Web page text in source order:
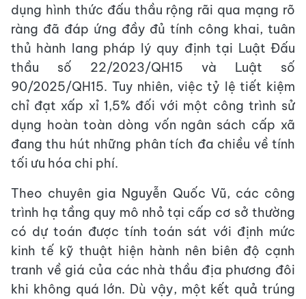
dụng hình thức đấu thầu rộng rãi qua mạng rõ
ràng đã đáp ứng đầy đủ tính công khai, tuân
thủ hành lang pháp lý quy định tại Luật Đấu
thầu số 22/2023/QH15 và Luật số
90/2025/QH15. Tuy nhiên, việc tỷ lệ tiết kiệm
chỉ đạt xấp xỉ 1,5% đối với một công trình sử
dụng hoàn toàn dòng vốn ngân sách cấp xã
đang thu hút những phân tích đa chiều về tính
tối ưu hóa chi phí.
Theo chuyên gia Nguyễn Quốc Vũ, các công
trình hạ tầng quy mô nhỏ tại cấp cơ sở thường
có dự toán được tính toán sát với định mức
kinh tế kỹ thuật hiện hành nên biên độ cạnh
tranh về giá của các nhà thầu địa phương đôi
khi không quá lớn. Dù vậy, một kết quả trúng